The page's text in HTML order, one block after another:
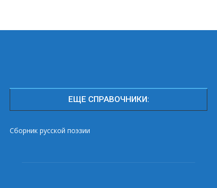
ЕЩЕ СПРАВОЧНИКИ:
Сборник русской поэзии